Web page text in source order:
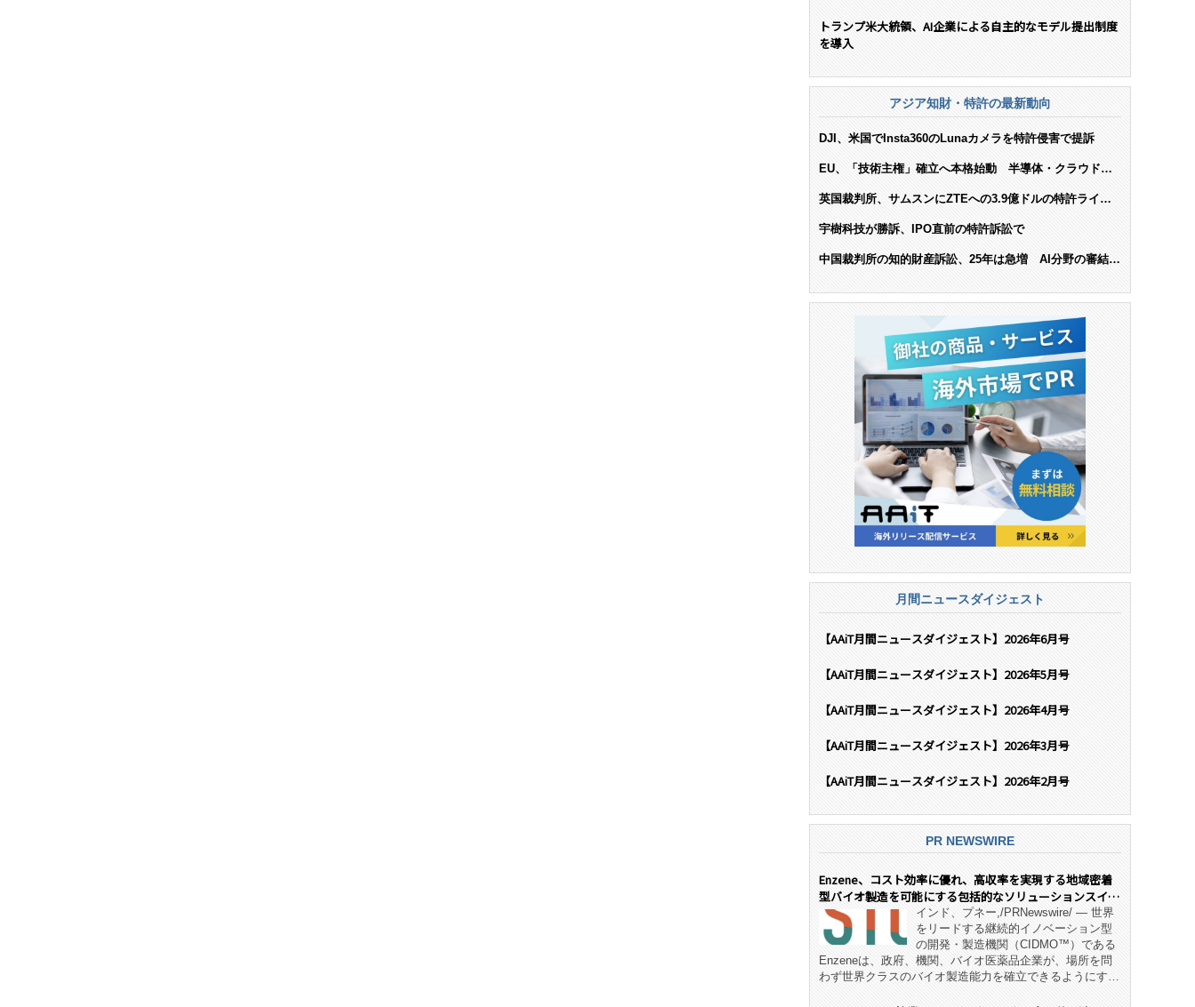
トランプ米大統領、AI企業による自主的なモデル提出制度
を導入
アジア知財・特許の最新動向
DJI、米国でInsta360のLunaカメラを特許侵害で提訴
EU、「技術主権」確立へ本格始動 半導体・クラウド・
英国裁判所、サムスンにZTEへの3.9億ドルの特許ライセ
宇樹科技が勝訴、IPO直前の特許訴訟で
中国裁判所の知的財産訴訟、25年は急増 AI分野の審結件
月間ニュースダイジェスト
【AAiT月間ニュースダイジェスト】2026年6月号
【AAiT月間ニュースダイジェスト】2026年5月号
【AAiT月間ニュースダイジェスト】2026年4月号
【AAiT月間ニュースダイジェスト】2026年3月号
【AAiT月間ニュースダイジェスト】2026年2月号
PR NEWSWIRE
Enzene、コスト効率に優れ、高収率を実現する地域密着
型バイオ製造を可能にする包括的なソリューションスイー
ト「NeX™」 をリリースインド、プネー,/PRNewswire/ — 世界
をリードする継続的イノベーション型
の開発・製造機関（CIDMO™）である
Enzeneは、政府、機関、バイオ医薬品企業が、場所を問
わず世界クラスのバイオ製造能力を確立できるようにす